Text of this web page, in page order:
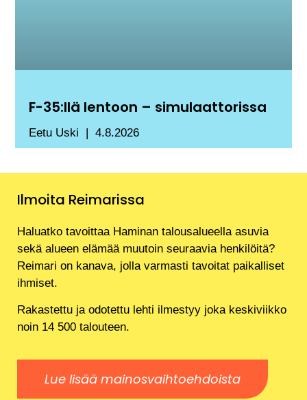
F-35:llä lentoon – simulaattorissa
Eetu Uski 4.8.2026
Ilmoita Reimarissa
Haluatko tavoittaa Haminan talousalueella asuvia
sekä alueen elämää muutoin seuraavia henkilöitä?
Reimari on kanava, jolla varmasti tavoitat paikalliset
ihmiset.
Rakastettu ja odotettu lehti ilmestyy joka keskiviikko
noin 14 500 talouteen.
Lue lisää mainosvaihtoehdoista